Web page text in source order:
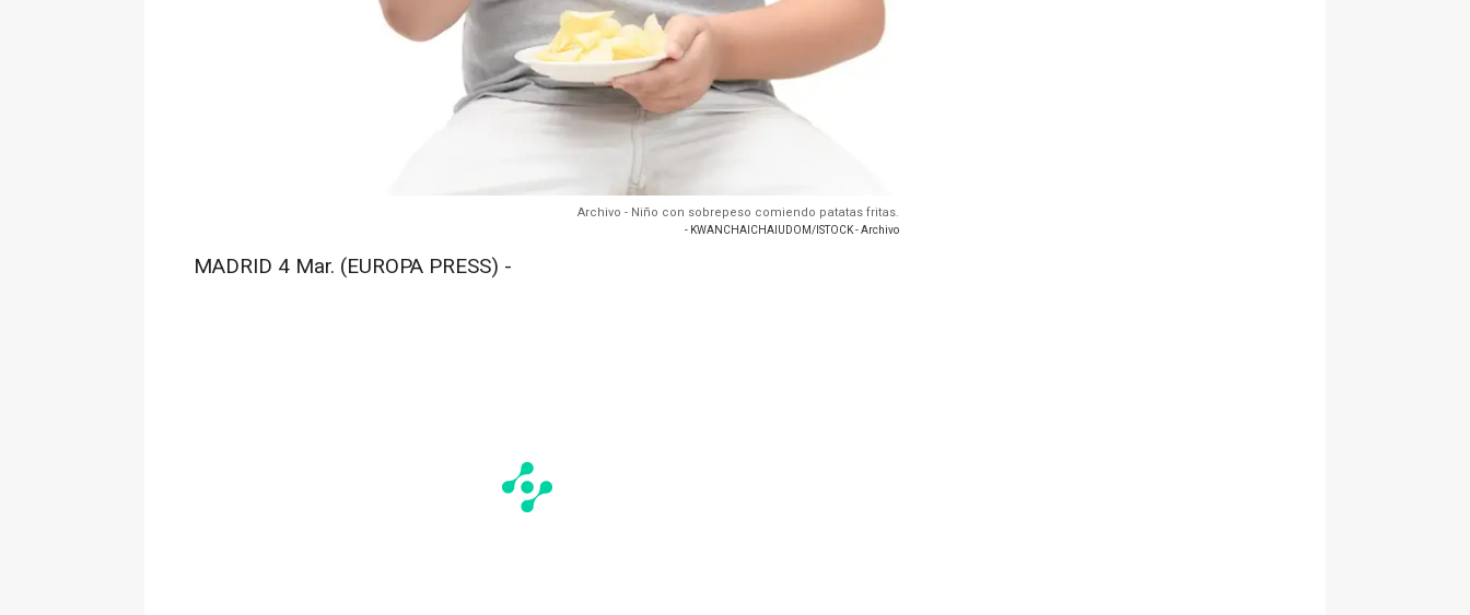
Archivo - Niño con sobrepeso comiendo patatas fritas.
- KWANCHAICHAIUDOM/ISTOCK - Archivo
MADRID 4 Mar. (EUROPA PRESS) -